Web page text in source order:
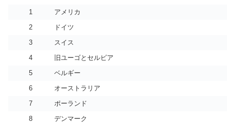
1 アメリカ
2 ドイツ
3 スイス
4 旧ユーゴとセルビア
5 ベルギー
6 オーストラリア
7 ポーランド
8 デンマーク